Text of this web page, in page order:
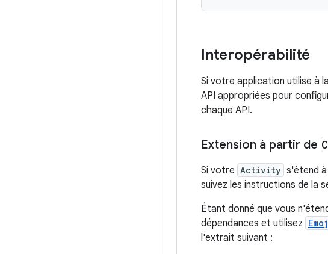
Interopérabilité
Si votre application utilise à
API appropriées pour
chaque API.
Extension à partir de
Si votre Activity s'étend
suivez les instructions de la
Étant donné que vous
dépendances et utilisez
l'extrait suivant :